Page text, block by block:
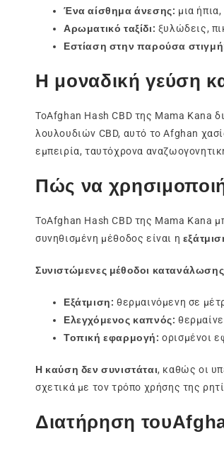
Ένα αίσθημα άνεσης: μια
Αρωματικό ταξίδι: ξυλώδεις,
Εστίαση στην παρούσα
Η μοναδική γεύση
ΤοAfghan Hash CBD της Mama Kana
λουλουδιών CBD, αυτό το Afghan
εμπειρία, ταυτόχρονα
Πώς να
ΤοAfghan Hash CBD της Mama Kana
συνηθισμένη μέθοδος είναι η
Συνιστώμενες μέθοδοι
Εξάτμιση: θερμαινόμενη σε
Ελεγχόμενος καπνός:
Τοπική εφαρμογή: ορισμένοι
Η καύση δεν συνιστάται, καθώς οι
σχετικά με τον τρόπο χρήσης της
Διατήρηση